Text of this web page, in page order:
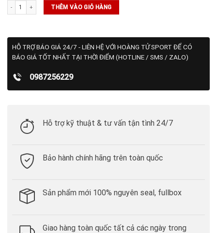
Áo NikeCourt Slam Dri-FIT ADV - (IB1021-842) số lượng
THÊM VÀO GIỎ HÀNG
HỖ TRỢ BÁO GIÁ 24/7 - LIÊN HỆ VỚI HOÀNG TỬ SPORT ĐỂ CÓ
BÁO GIÁ TỐT NHẤT TẠI THỜI ĐIỂM (HOTLINE / SMS / ZALO)
0987256229
Hỗ trợ kỹ thuật & tư vấn tận tình 24/7
Bảo hành chính hãng trên toàn quốc
Sản phẩm mới 100% nguyên seal, fullbox
Giao hàng toàn quốc tất cả các ngày trong